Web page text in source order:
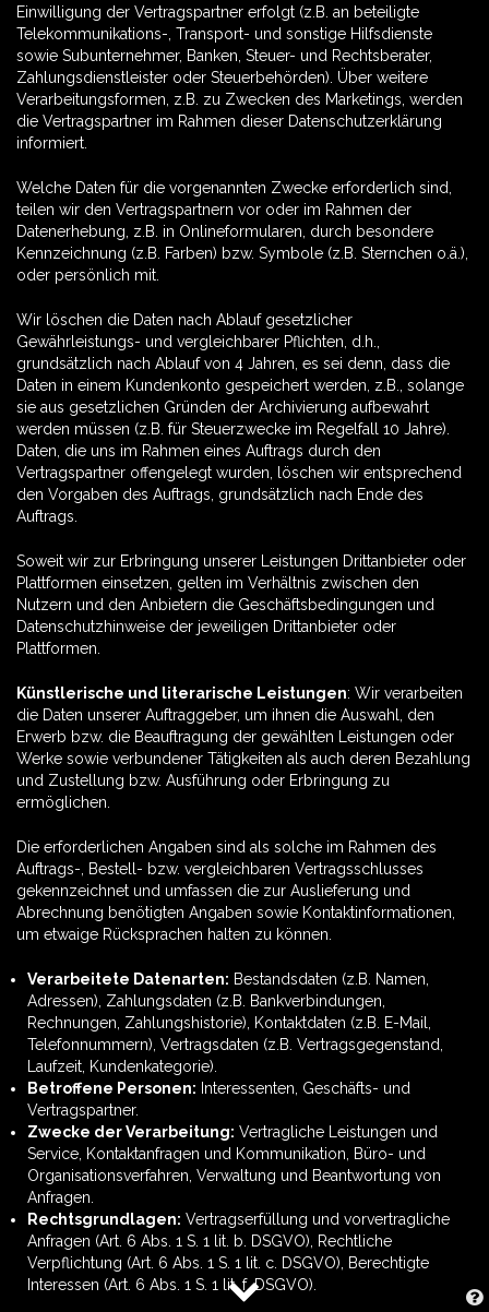
Einwilligung der Vertragspartner erfolgt (z.B. an beteiligte
Telekommunikations-, Transport- und sonstige Hilfsdienste
sowie Subunternehmer, Banken, Steuer- und Rechtsberater,
Zahlungsdienstleister oder Steuerbehörden). Über weitere
Verarbeitungsformen, z.B. zu Zwecken des Marketings, werden
die Vertragspartner im Rahmen dieser Datenschutzerklärung
informiert.
Welche Daten für die vorgenannten Zwecke erforderlich sind,
teilen wir den Vertragspartnern vor oder im Rahmen der
Datenerhebung, z.B. in Onlineformularen, durch besondere
Kennzeichnung (z.B. Farben) bzw. Symbole (z.B. Sternchen o.ä.),
oder persönlich mit.
Wir löschen die Daten nach Ablauf gesetzlicher
Gewährleistungs- und vergleichbarer Pflichten, d.h.,
grundsätzlich nach Ablauf von 4 Jahren, es sei denn, dass die
Daten in einem Kundenkonto gespeichert werden, z.B., solange
sie aus gesetzlichen Gründen der Archivierung aufbewahrt
werden müssen (z.B. für Steuerzwecke im Regelfall 10 Jahre).
Daten, die uns im Rahmen eines Auftrags durch den
Vertragspartner offengelegt wurden, löschen wir entsprechend
den Vorgaben des Auftrags, grundsätzlich nach Ende des
Auftrags.
Soweit wir zur Erbringung unserer Leistungen Drittanbieter oder
Plattformen einsetzen, gelten im Verhältnis zwischen den
Nutzern und den Anbietern die Geschäftsbedingungen und
Datenschutzhinweise der jeweiligen Drittanbieter oder
Plattformen.
Künstlerische und literarische Leistungen: Wir verarbeiten
die Daten unserer Auftraggeber, um ihnen die Auswahl, den
Erwerb bzw. die Beauftragung der gewählten Leistungen oder
Werke sowie verbundener Tätigkeiten als auch deren Bezahlung
und Zustellung bzw. Ausführung oder Erbringung zu
ermöglichen.
Die erforderlichen Angaben sind als solche im Rahmen des
Auftrags-, Bestell- bzw. vergleichbaren Vertragsschlusses
gekennzeichnet und umfassen die zur Auslieferung und
Abrechnung benötigten Angaben sowie Kontaktinformationen,
um etwaige Rücksprachen halten zu können.
Verarbeitete Datenarten: Bestandsdaten (z.B. Namen,
Adressen), Zahlungsdaten (z.B. Bankverbindungen,
Rechnungen, Zahlungshistorie), Kontaktdaten (z.B. E-Mail,
Telefonnummern), Vertragsdaten (z.B. Vertragsgegenstand,
Laufzeit, Kundenkategorie).
Betroffene Personen: Interessenten, Geschäfts- und
Vertragspartner.
Zwecke der Verarbeitung: Vertragliche Leistungen und
Service, Kontaktanfragen und Kommunikation, Büro- und
Organisationsverfahren, Verwaltung und Beantwortung von
Anfragen.
Rechtsgrundlagen: Vertragserfüllung und vorvertragliche
Anfragen (Art. 6 Abs. 1 S. 1 lit. b. DSGVO), Rechtliche
Verpflichtung (Art. 6 Abs. 1 S. 1 lit. c. DSGVO), Berechtigte
Interessen (Art. 6 Abs. 1 S. 1 lit. f. DSGVO).